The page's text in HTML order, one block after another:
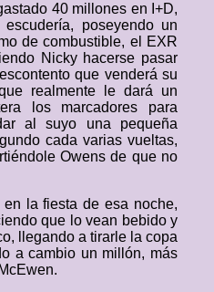
40 millones en I+D,
poseyendo un
de combustible, el EXR
Nicky hacerse pasar
que venderá su
realmente le dará un
los marcadores para
al suyo una pequeña
cada varias vueltas,
Owens de que no
la fiesta de esa noche,
que lo vean bebido y
llegando a tirarle la copa
a cambio un millón, más